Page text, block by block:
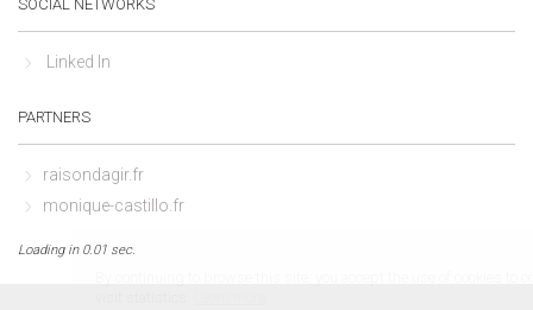
SOCIAL NETWORKS
Linked In
PARTNERS
raisondagir.fr
monique-castillo.fr
Loading in 0.01 sec.